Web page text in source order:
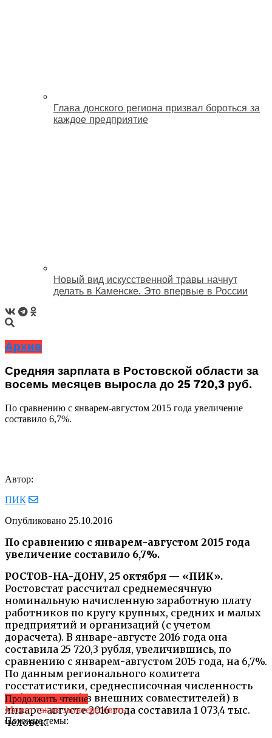
Глава донского региона призвал бороться за
каждое предприятие
Новый вид искусственной травы начнут
делать в Каменске. Это впервые в России
Архив
Средняя зарплата в Ростовской области за
восемь месяцев выросла до 25 720,3 руб.
По сравнению с январем-августом 2015 года увеличение
составило 6,7%.
Автор:
ПИК
Опубликовано 25.10.2016
По сравнению с январем-августом 2015 года
увеличение составило 6,7%.
РОСТОВ-НА-ДОНУ, 25 октября — «ПИК».
Ростовстат рассчитал среднемесячную
номинальную начисленную заработную плату
работников по кругу крупных, средних и малых
предприятий и организаций (с учетом
дорасчета). В январе-августе 2016 года она
составила 25 720,3 рубля, увеличившись, по
сравнению с январем-августом 2015 года, на 6,7%.
По данным регионального комитета
госстатистики, среднесписочная численность
работников (без внешних совместителей) в
январе-августе 2016 года составила 1 073,4 тыс.
человек.
Продолжить чтение
Может также заинтересовать
Похожие темы: